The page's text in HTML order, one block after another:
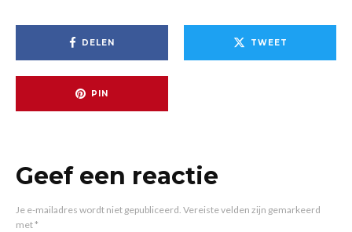
DELEN TWEET
PIN
Geef een reactie
Je e-mailadres wordt niet gepubliceerd. Vereiste velden zijn gemarkeerd
met*